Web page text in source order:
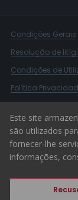
Condições Gerais
Resolução de
Condições de
Política
Canal de
© 2026 ERA
Este site
são utilizados
fornecer-lhe
informações,